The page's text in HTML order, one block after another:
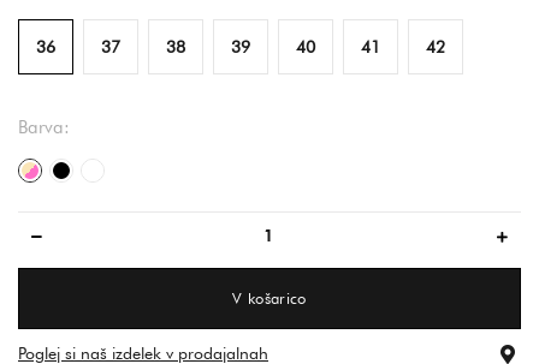
36 37 38 39 40 41 42
Barva:
bež/roza
črnabela
V košarico
Poglej si naš izdelek v prodajalnah